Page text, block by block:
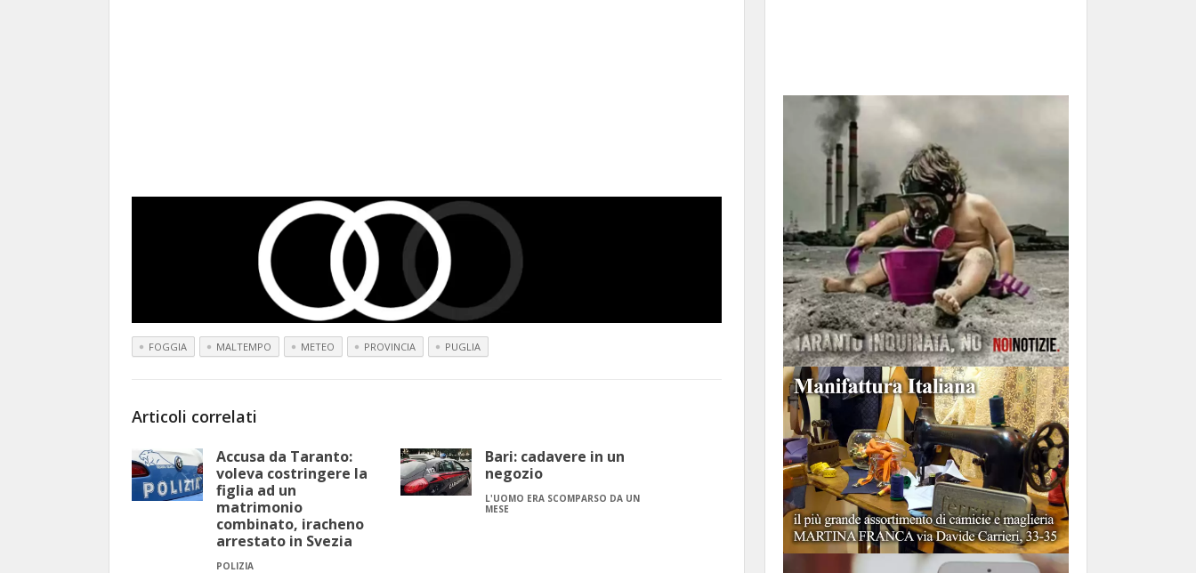
FOGGIA MALTEMPO METEO PROVINCIA PUGLIA
Articoli correlati
Accusa da Taranto:
voleva costringere la
figlia ad un
matrimonio
combinato, iracheno
arrestato in Svezia
POLIZIA
Bari: cadavere in un
negozio
L'UOMO ERA SCOMPARSO DA UN
MESE